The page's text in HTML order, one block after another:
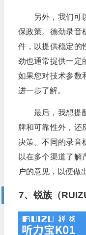
另外，我们可
保政策。德劲录音
件，以提供稳定的
劲也通常提供一定
如果您对技术参数
进一步了解。
最后，我想提
牌和可靠性外，还
决策。不同的录音
以在多个渠道了解
户的意见，以便做
7、锐族（